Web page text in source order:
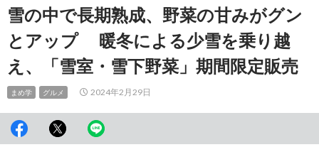
移雪の中で長期熟成、野菜の甘みがグン
とアップ 暖冬による少雪を乗り越
え、「雪室・雪下野菜」期間限定販売
まめ学 グルメ 2024年2月29日